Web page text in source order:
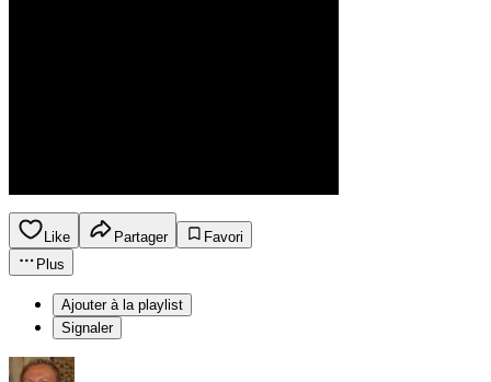
Like Partager
Favori
Plus
Ajouter à la playlist
Signaler